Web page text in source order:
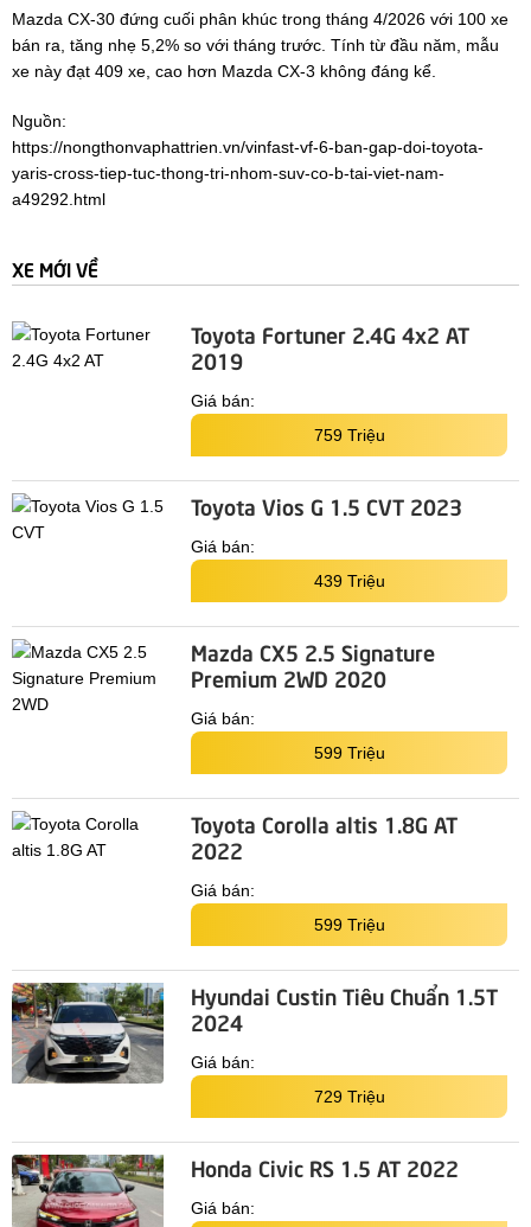
Mazda CX-30 đứng cuối phân khúc trong tháng 4/2026 với 100 xe
bán ra, tăng nhẹ 5,2% so với tháng trước. Tính từ đầu năm, mẫu
xe này đạt 409 xe, cao hơn Mazda CX-3 không đáng kể.
Nguồn:
https://nongthonvaphattrien.vn/vinfast-vf-6-ban-gap-doi-toyota-
yaris-cross-tiep-tuc-thong-tri-nhom-suv-co-b-tai-viet-nam-
a49292.html
XE MỚI VỀ
Toyota Fortuner 2.4G 4x2 AT
2019
Giá bán:
759 Triệu
Toyota Vios G 1.5 CVT 2023
Giá bán:
439 Triệu
Mazda CX5 2.5 Signature
Premium 2WD 2020
Giá bán:
599 Triệu
Toyota Corolla altis 1.8G AT
2022
Giá bán:
599 Triệu
Hyundai Custin Tiêu Chuẩn 1.5T
2024
Giá bán:
729 Triệu
Honda Civic RS 1.5 AT 2022
Giá bán: